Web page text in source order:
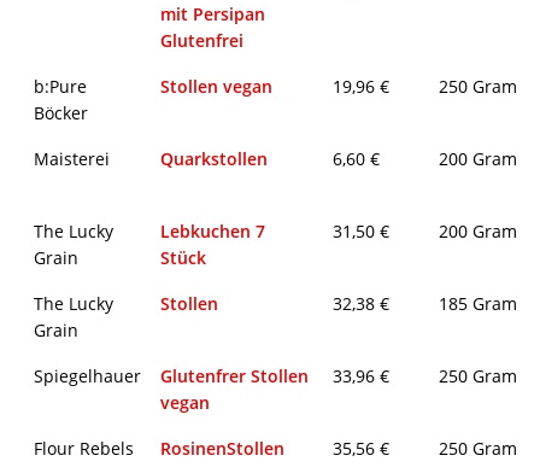
mit Persipan
Glutenfrei
b:Pure
Böcker
Stollen vegan 19,96 € 250 Gramm
Maisterei Quarkstollen 6,60 € 200 Gramm
The Lucky
Grain
Lebkuchen 7
Stück
31,50 € 200 Gramm
The Lucky
Grain
Stollen 32,38 € 185 Gramm
Spiegelhauer
Glutenfrer Stollen
vegan
33,96 € 250 Gramm
Flour Rebels RosinenStollen 35,56 € 250 Gramm